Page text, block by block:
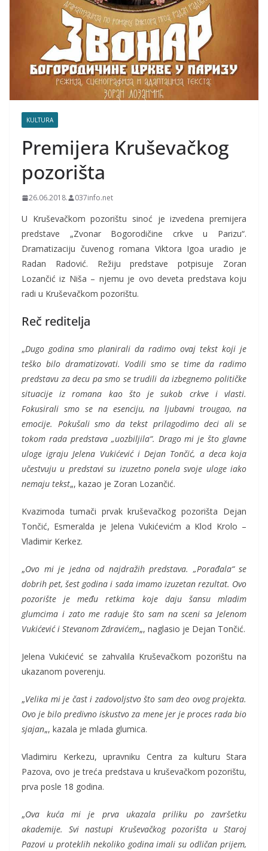
KULTURA
Premijera Kruševačkog
pozorišta
26.06.2018. 037info.net
U Kruševačkom pozorištu sinoć je izvedena premijera
predstave „Zvonar Bogorodičine crkve u Parizu“.
Dramatizaciju čuvenog romana Viktora Igoa uradio je
Radan Radović. Režiju predstave potpisuje Zoran
Lozančić iz Niša – njemu je ovo deveta predstava koju
radi u Kruševačkom pozorištu.
Reč reditelja
„Dugo godina smo planirali da radimo ovaj tekst koji je
teško bilo dramatizovati. Vodili smo se time da radimo
predstavu za decu pa smo se trudili da izbegnemo političke
situacije iz romana kao što je sukob crkve i vlasti.
Fokusirali smo se na esenciju, na ljubavni trougao, na
emocije. Pokušali smo da tekst prilagodimo deci ali se
tokom rada predstava „uozbiljila“. Drago mi je što glavne
uloge igraju Jelena Vukićević i Dejan Tončić, a deca koja
učestvuju u predstavi su izuzetno ponela svoje uloge iako
nemaju tekst„, kazao je Zoran Lozančić.
Kvazimoda tumači prvak kruševačkog pozorišta Dejan
Tončić, Esmeralda je Jelena Vukićevićm a Klod Krolo –
Vladimir Kerkez.
„Ovo mi je jedna od najdražih predstava. „Porađala“ se
dobrih pet, šest godina i sada imamo izuzetan rezultat. Ovo
pozorište je među retkima koje daju šansu mladim
glumcima i zato me raduje što sam na sceni sa Jelenom
Vukićević i Stevanom Zdravićem„, naglasio je Dejan Tončić.
Jelena Vukićević se zahvalila Kruševačkom pozorištu na
ukazanom poverenju.
„Velika mi je čast i zadovoljstvo što sam deo ovog projekta.
Ovo je bilo predivno iskustvo za mene jer je proces rada bio
sjajan„, kazala je mlada glumica.
Vladimiru Kerkezu, upravniku Centra za kulturu Stara
Pazova, ovo je treća predstava u kruševačkom pozorištu,
prva posle 18 godina.
„Ova kuća mi je prva ukazala priliku po završetku
akademije. Svi nastupi Kruševačkog pozorišta u Staroj
Pazovi u proteklih nekoliko godina imali su odličan prijem,